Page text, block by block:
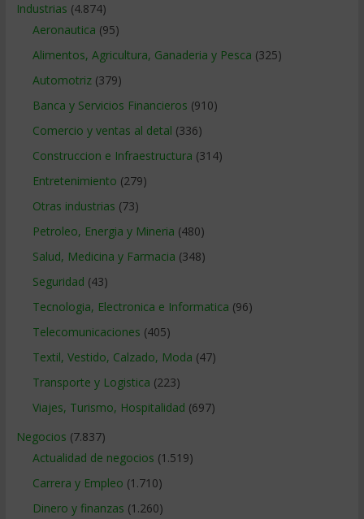
Industrias (4.874)
Aeronautica (95)
Alimentos, Agricultura, Ganaderia y Pesca (325)
Automotriz(379)
Banca y Servicios Financieros (910)
Comercio y ventas al detal (336)
Construccion e Infraestructura (314)
Entretenimiento (279)
Otras industrias (73)
Petroleo, Energia y Mineria (480)
Salud, Medicina y Farmacia (348)
Seguridad (43)
Tecnologia, Electronica e Informatica (96)
Telecomunicaciones (405)
Textil, Vestido, Calzado, Moda (47)
Transporte y Logistica (223)
Viajes, Turismo, Hospitalidad (697)
Negocios (7.837)
Actualidad de negocios (1.519)
Carrera y Empleo (1.710)
Dinero y finanzas (1.260)